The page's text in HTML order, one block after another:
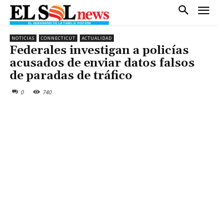
NOTICIAS CONNECTICUT ACTUALIDAD
Federales investigan a policías
acusados de enviar datos falsos
de paradas de tráfico
0 740